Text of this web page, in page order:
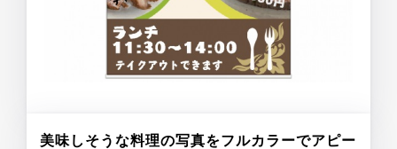
美味しそうな料理の写真をフルカラーでアピー